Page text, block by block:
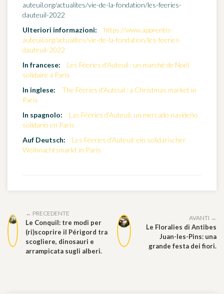
auteuil.org/actualites/vie-de-la-fondation/les-feeries-
dauteuil-2022
Ulteriori informazioni:
https://www.apprentis-
auteuil.org/actualites/vie-de-la-fondation/les-feeries-
dauteuil-2022
In francese:
Les Féeries d'Auteuil : un marché de Noël
solidaire à Paris
In inglese:
The Féeries d'Auteuil : a Christmas market in
Paris
In spagnolo:
Las Féeries d'Auteuil: un mercado navideño
solidario en París
Auf Deutsch:
Les Féeries d'Auteuil: ein solidarischer
Weihnachtsmarkt in Paris
← PRECEDENTE
Le Conquil: tre modi per
(ri)scoprire il Périgord tra
scogliere, dinosauri e
arrampicata sugli alberi.
AVANTI →
Le Floralies di Antibes
Juan-les-Pins: una
grande festa dei fiori.